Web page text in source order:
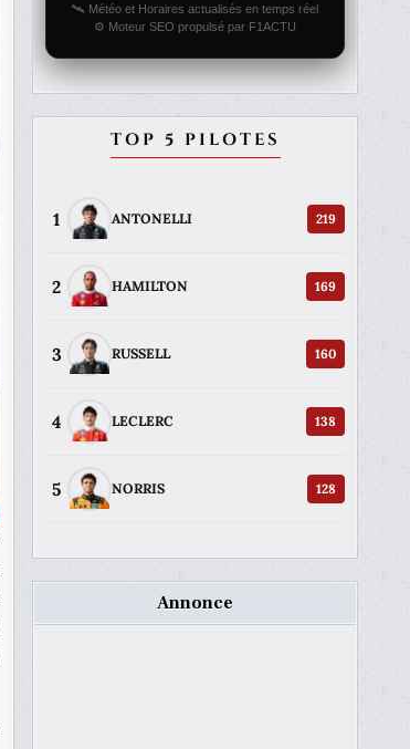
🛰️ Météo et Horaires actualisés en temps réel
⚙️ Moteur SEO propulsé par F1ACTU
TOP 5 PILOTES
1 ANTONELLI 219
2 HAMILTON 169
3 RUSSELL 160
4 LECLERC 138
5 NORRIS 128
Annonce